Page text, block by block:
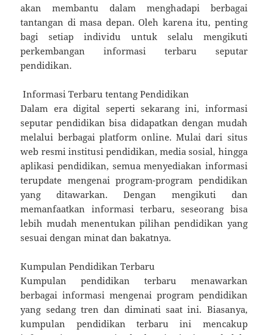
akan membantu dalam menghadapi berbagai
tantangan di masa depan. Oleh karena itu, penting
bagi setiap individu untuk selalu mengikuti
perkembangan informasi terbaru seputar
pendidikan.
Informasi Terbaru tentang Pendidikan
Dalam era digital seperti sekarang ini, informasi
seputar pendidikan bisa didapatkan dengan mudah
melalui berbagai platform online. Mulai dari situs
web resmi institusi pendidikan, media sosial, hingga
aplikasi pendidikan, semua menyediakan informasi
terupdate mengenai program-program pendidikan
yang ditawarkan. Dengan mengikuti dan
memanfaatkan informasi terbaru, seseorang bisa
lebih mudah menentukan pilihan pendidikan yang
sesuai dengan minat dan bakatnya.
Kumpulan Pendidikan Terbaru
Kumpulan pendidikan terbaru menawarkan
berbagai informasi mengenai program pendidikan
yang sedang tren dan diminati saat ini. Biasanya,
kumpulan pendidikan terbaru ini mencakup